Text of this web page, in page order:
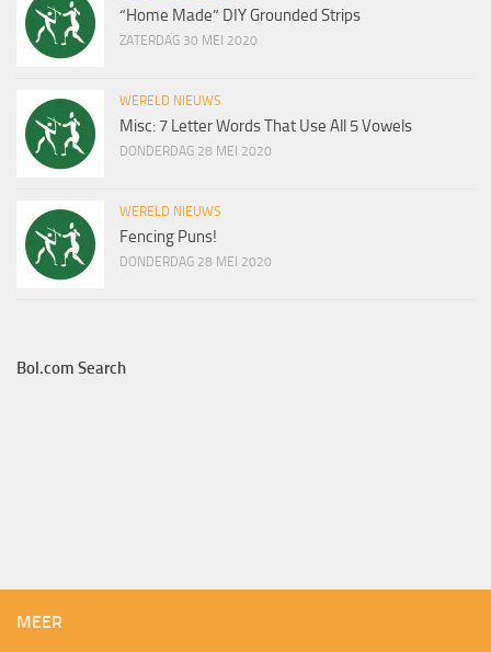
“Home Made” DIY Grounded Strips
ZATERDAG 30 MEI 2020
WERELD NIEUWS
Misc: 7 Letter Words That Use All 5 Vowels
DONDERDAG 28 MEI 2020
WERELD NIEUWS
Fencing Puns!
DONDERDAG 28 MEI 2020
Bol.com Search
MEER